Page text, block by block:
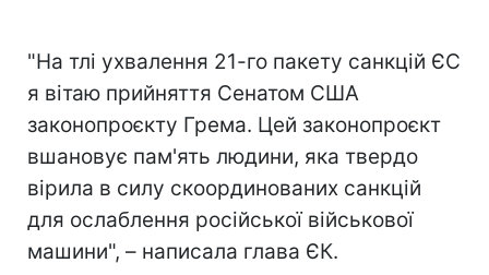
"На тлі ухвалення 21-го пакету санкцій ЄС
я вітаю прийняття Сенатом США
законопроєкту Грема. Цей законопроєкт
вшановує пам'ять людини, яка твердо
вірила в силу скоординованих санкцій
для ослаблення російської військової
машини", – написала глава ЄК.